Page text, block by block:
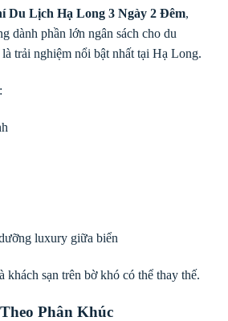
Du Lịch Hạ Long 3 Ngày 2 Đêm,
dành phần lớn ngân sách cho du
trải nghiệm nổi bật nhất tại Hạ Long.
luxury giữa biển
khách sạn trên bờ khó có thể thay thế.
Phân Khúc